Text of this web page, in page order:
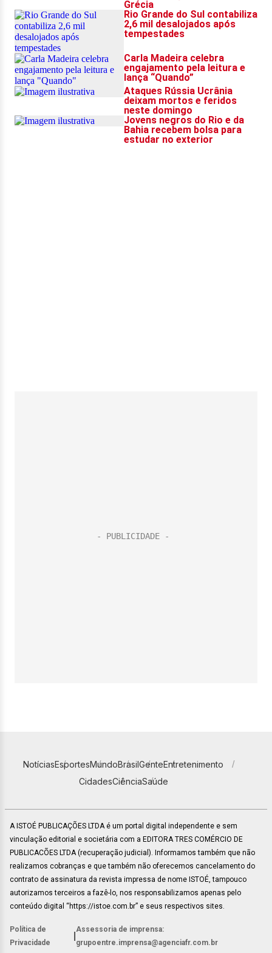
NotíciasEsportesMundoBrasilGenteEntretenimento
CidadesCiênciaSaúde
A ISTOÉ PUBLICAÇÕES LTDA é um portal digital independente e sem
vinculação editorial e societária com a EDITORA TRES COMÉRCIO DE
PUBLICACÕES LTDA (recuperação judicial). Informamos também que não
realizamos cobranças e que também não oferecemos cancelamento do
contrato de assinatura da revista impressa de nome ISTOÉ, tampouco
autorizamos terceiros a fazê-lo, nos responsabilizamos apenas pelo
conteúdo digital “https://istoe.com.br” e seus respectivos sites.
Política de
Privacidade
Assessoria de imprensa:
grupoentre.imprensa@agenciafr.com.br